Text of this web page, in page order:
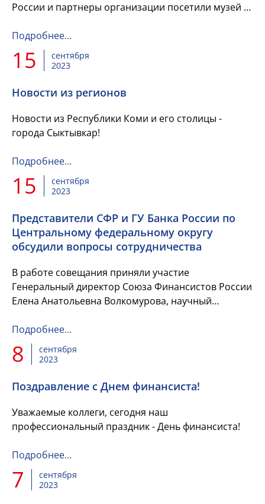
России и партнеры организации посетили музей в
Федерации, который расположен по...
Подробнее…
15
сентября
2023
Новости из регионов
Новости из Республики Коми и его столицы -
города Сыктывкар!
Подробнее…
15
сентября
2023
Представители СФР и ГУ Банка России по
Центральному федеральному округу
обсудили вопросы сотрудничества
В работе совещания приняли участие
Генеральный директор Союза Финансистов России
Елена Анатольевна Волкомурова, научный
Николаевич Домбровский. От Главного упра...
Подробнее…
8
сентября
2023
Поздравление с Днем финансиста!
Уважаемые коллеги, сегодня наш
профессиональный праздник - День финансиста!
Подробнее…
7
сентября
2023